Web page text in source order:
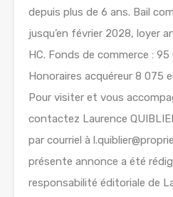
depuis plus de 6 ans. Bail
jusqu’en février 2028, loyer
HC. Fonds de commerce :
Honoraires acquéreur 8 075
Pour visiter et vous
contactez Laurence
par courriel à
présente annonce a été
responsabilité éditoriale de